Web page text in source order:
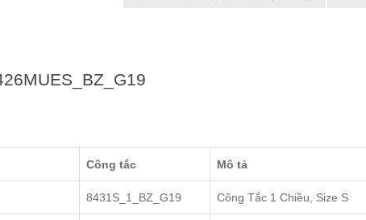
Công tắc Mô tả
8431S_1_BZ_G19 Công Tắc 1 Chiều, Size S